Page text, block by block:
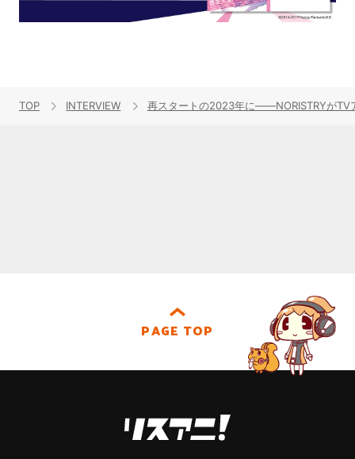
TOP INTERVIEW 再スタートの2023年に――NORISTRYがTV
PAGE TOP